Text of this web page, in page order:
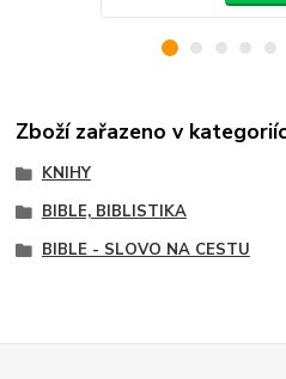
Zboží zařazeno v
KNIHY
BIBLE, BIBLISTIKA
BIBLE - SLOVO NA CESTU